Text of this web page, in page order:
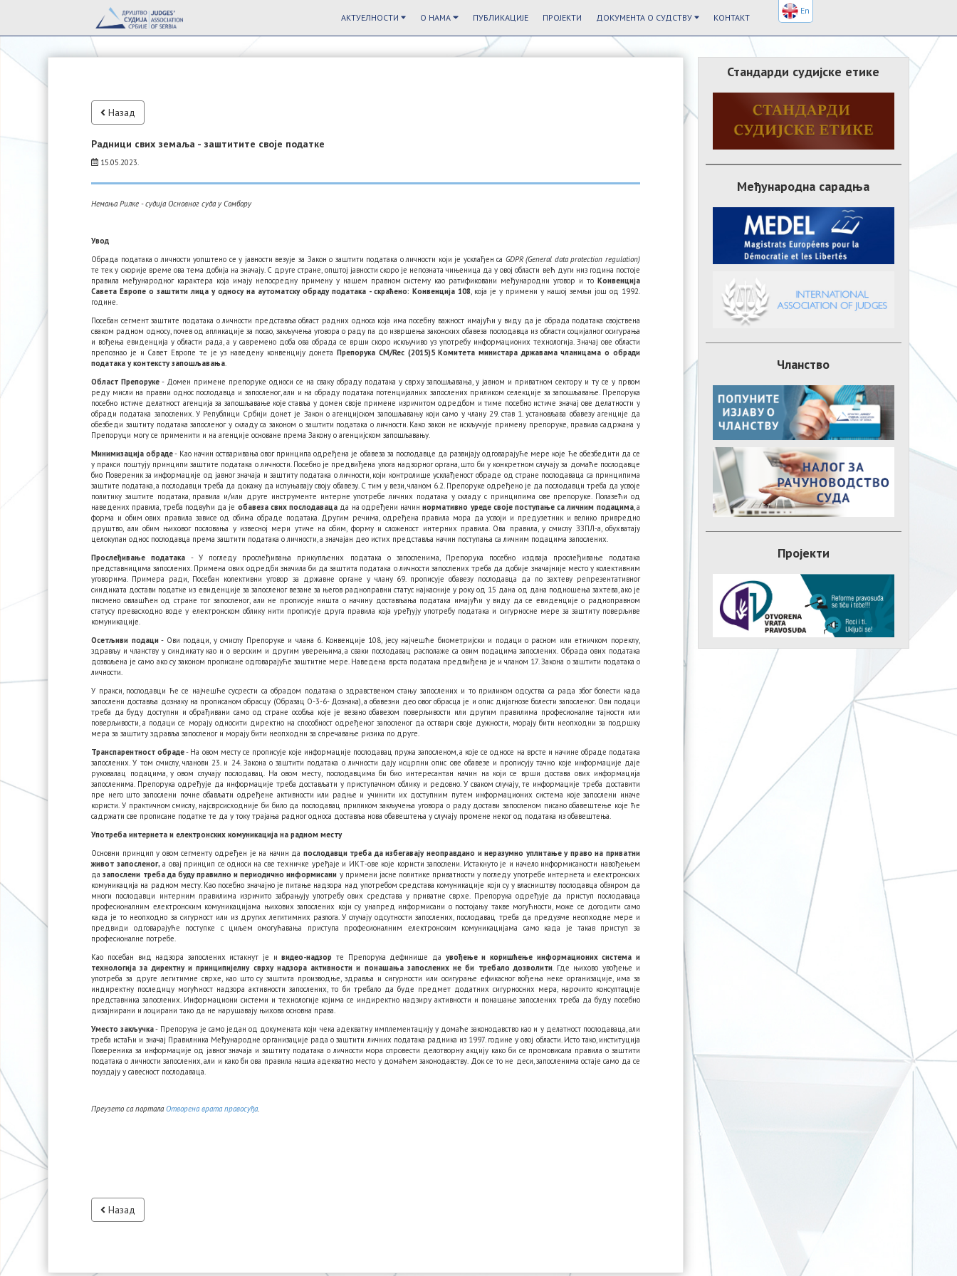
АКТУЕЛНОСТИ О НАМА ПУБЛИКАЦИЈЕ ПРОЈЕКТИ ДОКУМЕНТА О СУДСТВУ КОНТАКТ
Назад
Радници свих земаља - заштитите своје податке
15.05.2023.
Немања Рилке - судија Основног суда у Сомбору
Увод
Обрада података о личности уопштено се у јавности везује за Закон о заштити података о личности који је усклађен са GDPR (General data protection regulation)
те тек у скорије време ова тема добија на значају. С друге стране, општој јавности скоро је непозната чињеница да у овој области већ дуги низ година постоје
правила међународног карактера која имају непосредну примену у нашем правном систему као ратификовани међународни уговор и то Конвенција
Савета Европе о заштити лица у односу на аутоматску обраду података - скраћено: Конвенција 108, која је у примени у нашој земљи још од 1992.
године.
Посебан сегмент заштите података о личности представља област радних односа која има посебну важност имајући у виду да је обрада података својствена
сваком радном односу, почев од апликације за посао, закључења уговора о раду па до извршења законских обавеза послодавца из области социјалног осигурања
и вођења евиденција у области рада, а у савремено доба ова обрада се врши скоро искључиво уз употребу информационих технологија. Значај ове области
препознао је и Савет Европе те је уз наведену конвенцију донетаПрепорука CM/Rec (2015)5 Комитета министара државама чланицама о обради
података у контексту запошљавања.
Област Препоруке - Домен примене препоруке односи се на сваку обраду података у сврху запошљавања, у јавном и приватном сектору и ту се у првом
реду мисли на правни однос послодавца и запосленог, али и на обраду података потенцијалних запослених приликом селекције за запошљавање. Препорука
посебно истиче делатност агенција за запошљавање које ставља у домен своје примене изричитом одредбом и тиме посебно истиче значај ове делатности у
обради података запослених. У Републици Србији донет је Закон о агенцијском запошљавању који само у члану 29. став 1. установљава обавезу агенције да
обезбеди заштиту података запосленог у складу са законом о заштити података о личности. Како закон не искључује примену препоруке, правила садржана у
Препоруци могу се применити и на агенције основане према Закону о агенцијском запошљавању.
Минимизација обраде- Као начин остваривања овог принципа одређена је обавеза за послодавце да развијају одговарајуће мере које ће обезбедити да се
у пракси поштују принципи заштите података о личности. Посебно је предвиђена улога надзорног органа, што би у конкретном случају за домаће послодавце
био Повереник за информације од јавног значаја и заштиту података о личности, који контролише усклађеност обраде од стране послодаваца са принципима
заштите података, а послодавци треба да докажу да испуњавају своју обавезу. С тим у вези, чланом 6.2. Препоруке одређено је да послодавци треба да усвоје
политику заштите података, правила и/или друге инструменте интерне употребе личних података у складу с принципима ове препоруке. Полазећи од
наведених правила, треба подвући да је обавеза свих послодаваца да на одређени начиннормативно уреде своје поступање са личним подацима, а
форма и обим ових правила зависе од обима обраде података. Другим речима, одређена правила мора да усвоји и предузетник и велико привредно
друштво, али обим њиховог пословања у извесној мери утиче на обим, форму и сложеност интерних правила. Ова правила, у смислу ЗЗПЛ-а, обухватају
целокупан однос послодавца према заштити података о личности, а значајан део истих представља начин поступања са личним подацима запослених.
Прослеђивање података - У погледу прослеђивања прикупљених података о запосленима, Препорука посебно издваја прослеђивање података
представницима запослених. Примена ових одредби значила би да заштита података о личности запослених треба да добије значајније место у колективним
уговорима. Примера ради, Посебан колективни уговор за државне органе у члану 69. прописује обавезу послодавца да по захтеву репрезентативног
синдиката достави податке из евиденције за запосленог везане за његов радноправни статус најкасније у року од 15 дана од дана подношења захтева, ако је
писмено овлашћен од стране тог запосленог, али не прописује ништа о начину достављања података имајући у виду да се евиденције о радноправном
статусу превасходно воде у електронском облику нити прописује друга правила која уређују употребу података и сигурносне мере за заштиту поверљиве
комуникације.
Осетљиви подаци- Ови подаци, у смислу Препоруке и члана 6. Конвенције 108, јесу најчешће биометријски и подаци о расном или етничком пореклу,
здрављу и чланству у синдикату као и о верским и другим уверењима, а сваки послодавац располаже са овим подацима запослених. Обрада ових података
дозвољена је само ако су законом прописане одговарајуће заштитне мере. Наведена врста података предвиђена је и чланом 17. Закона о заштити података о
личности.
У пракси, послодавци ће се најчешће сусрести са обрадом података о здравственом стању запослених и то приликом одсуства са рада због болести када
запослени доставља дознаку на прописаном обрасцу (Образац О-3-6- Дознака), а обавезни део овог обрасца је и опис дијагнозе болести запосленог. Ови подаци
треба да буду доступни и обрађивани само од стране особља које је везано обавезом поверљивости или другим правилима професионалне тајности или
поверљивости, а подаци се морају односити директно на способност одређеног запосленог да оствари своје дужности, морају бити неопходни за подршку
мера за заштиту здравља запосленог и морају бити неопходни за спречавање ризика по друге.
Транспарентност обраде- На овом месту се прописује које информације послодавац пружа запосленом, а које се односе на врсте и начине обраде података
запослених. У том смислу, чланови 23. и 24. Закона о заштити података о личности дају исцрпни опис ове обавезе и прописују тачно које информације даје
руковалац подацима, у овом случају послодавац. На овом месту, послодавцима би био интересантан начин на који се врши достава ових информација
запосленима. Препорука одређује да информације треба достављати у приступачном облику и редовно. У сваком случају, те информације треба доставити
пре него што запослени почне обављати одређене активности или радње и учинити их доступним путем информационих система које запослени иначе
користи. У практичном смислу, најсврсисходније би било да послодавац приликом закључења уговора о раду достави запосленом писано обавештење које ће
садржати све прописане податке те да у току трајања радног односа доставља нова обавештења у случају промене неког од података из обавештења.
Употреба интернета и електронских комуникација на радном месту
Основни принцип у овом сегменту одређен је на начин да послодавци треба да избегавају неоправдано и неразумно уплитање у право на приватни
живот запосленог, а овај принцип се односи на све техничке уређаје и ИКТ-ове које користи запослени. Истакнуто је и начело информисаности навођењем
дазапослени треба да буду правилно и периодично информисани у примени јасне политике приватности у погледу употребе интернета и електронских
комуникација на радном месту. Као посебно значајно је питање надзора над употребом средстава комуникације који су у власништву послодавца обзиром да
многи послодавци интерним правилима изричито забрањују употребу ових средстава у приватне сврхе. Препорука одређује да приступ послодаваца
професионалним електронским комуникацијама њихових запослених који су унапред информисани о постојању такве могућности, може се догодити само
када је то неопходно за сигурност или из других легитимних разлога. У случају одсутности запослених, послодавац треба да предузме неопходне мере и
предвиди одговарајуће поступке с циљем омогућавања приступа професионалним електронским комуникацијама само када је такав приступ за
професионалне потребе.
Као посебан вид надзора запослених истакнут је ивидео-надзор те Препорука дефинише да увођење и коришћење информационих система и
технологија за директну и принципијелну сврху надзора активности и понашања запослених не би требало дозволити. Где њихово увођење и
употреба за друге легитимне сврхе, као што су заштита производње, здравља и сигурности или осигурање ефикасног вођења неке организације, има за
индиректну последицу могућност надзора активности запослених, то би требало да буде предмет додатних сигурносних мера, нарочито консултације
представника запослених. Информациони системи и технологије којима се индиректно надзиру активности и понашање запослених треба да буду посебно
дизајнирани и лоцирани тако да не нарушавају њихова основна права.
Уместо закључка- Препорука је само један од докумената који чека адекватну имплементацију у домаће законодавство као и у делатност послодаваца, али
треба истаћи и значај Правилника Међународне организације рада о заштити личних података радника из 1997. године у овој области. Исто тако, институција
Повереника за информације од јавног значаја и заштиту података о личности мора спровести делотворну акцију како би се промовисала правила о заштити
података о личности запослених, али и како би ова правила нашла адекватно место у домаћем законодавству. Док се то не деси, запосленима остаје само да се
поуздају у савесност послодаваца.
Преузето са порталаОтворена врата правосуђа.
Назад
Стандарди судијске етике
Међународна сарадња
Чланство
Пројекти
En